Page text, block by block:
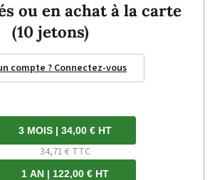
ou en achat à la carte
(10 jetons)
compte ? Connectez-vous
3 MOIS | 34,00 € HT
34,71 € TTC
1 AN | 122,00 € HT